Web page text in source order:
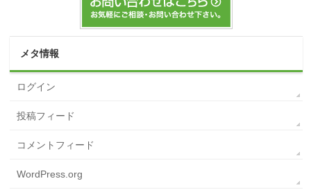
メタ情報
ログイン
投稿フィード
コメントフィード
WordPress.org